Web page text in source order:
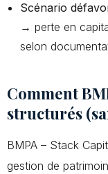
Scénario
→ perte en
selon
Comment
structurés
BMPA – Stack
gestion de